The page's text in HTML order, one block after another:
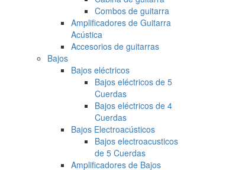
Combos de guitarra
Amplificadores de Guitarra
Acústica
Accesorios de guitarras
Bajos
Bajos eléctricos
Bajos eléctricos de 5
Cuerdas
Bajos eléctricos de 4
Cuerdas
Bajos Electroacústicos
Bajos electroacusticos
de 5 Cuerdas
Amplificadores de Bajos